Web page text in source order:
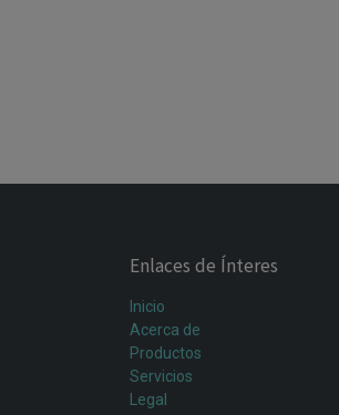
Enlaces de Ínteres
Inicio
Acerca de
Productos
Servicios
Legal